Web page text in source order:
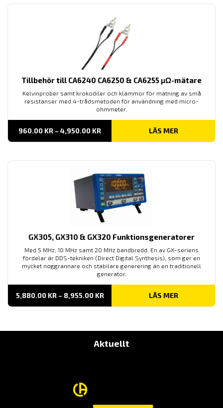
Tillbehör till CA6240 CA6250 & CA6255 μΩ-mätare
Kelvinprober samt krokodiler och klämmor för mätning av små
resistanser med 4-trådsmetoden för användning med micro-
ohmmeter.
960.00 KR – 4,950.00 KRPRISINTERVALL:
TILL
LÄS MER
GX305, GX310 & GX320 Funktionsgeneratorer
Med 5 MHz, 10 MHz samt 20 MHz bandbredd. En av GX-seriens
fördelar är DDS-tekniken (Direct Digital Synthesis), som ger en
mycket noggrannare och stabilare generering än en traditionell
generator.
5,880.00 KR – 8,955.00 KRPRISINTERVALL:
TILL
LÄS MER
Aktuellt